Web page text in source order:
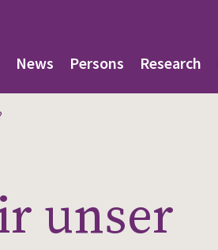
News Persons Research
unser